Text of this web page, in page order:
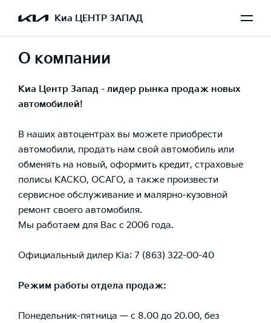
Киа ЦЕНТР ЗАПАД
О компании
Киа Центр Запад - лидер рынка продаж новых
автомобилей!
В наших автоцентрах вы можете приобрести
автомобили, продать нам свой автомобиль или
обменять на новый, оформить кредит, страховые
полисы КАСКО, ОСАГО, а также произвести
сервисное обслуживание и малярно-кузовной
ремонт своего автомобиля.
Мы работаем для Вас с 2006 года.
Официальный дилер Kia: 7 (863) 322-00-40
Режим работы отдела продаж:
Понедельник-пятница — с 8.00 до 20.00, без